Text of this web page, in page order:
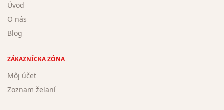
Úvod
O nás
Blog
ZÁKAZNÍCKA ZÓNA
Môj účet
Zoznam želaní